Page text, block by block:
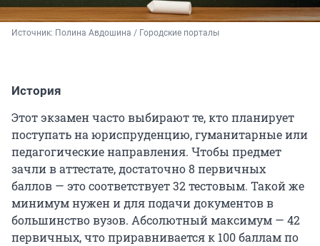
Источник: Полина Авдошина / Городские порталы
История
Этот экзамен часто выбирают те, кто планирует
поступать на юриспруденцию, гуманитарные или
педагогические направления. Чтобы предмет
зачли в аттестате, достаточно 8 первичных
баллов — это соответствует 32 тестовым. Такой же
минимум нужен и для подачи документов в
большинство вузов. Абсолютный максимум — 42
первичных, что приравнивается к 100 баллам по